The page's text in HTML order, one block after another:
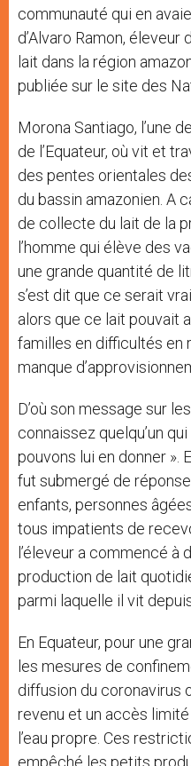
communauté qui en
d’Alvaro Ramon,
lait dans la région
publiée sur le site des
Morona Santiago, l’une
de l’Equateur, où vit et
des pentes orientales
du bassin amazonien. A
de collecte du lait de la
l’homme qui élève des
une grande quantité de
s’est dit que ce serait
alors que ce lait pouvait
familles en difficultés en
manque
D’où son message sur
connaissez quelqu’un
pouvons lui en donner ».
fut submergé de
enfants, personnes
tous impatients de
l’éleveur a commencé
production de lait
parmi laquelle il vit
En Equateur, pour une
les mesures de
diffusion du coronavirus
revenu et un accès
l’eau propre. Ces
empêché les petits